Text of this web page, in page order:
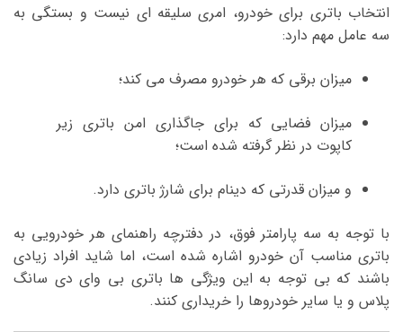
انتخاب باتری برای خودرو، امری سلیقه ای نیست و بستگی به
سه عامل مهم دارد:
میزان برقی که هر خودرو مصرف می کند؛
میزان فضایی که برای جاگذاری امن باتری زیر
کاپوت در نظر گرفته شده است؛
و میزان قدرتی که دینام برای شارژ باتری دارد.
با توجه به سه پارامتر فوق، در دفترچه راهنمای هر خودرویی به
باتری مناسب آن خودرو اشاره شده است، اما شاید افراد زیادی
باشند که بی توجه به این ویژگی ها باتری بی وای دی سانگ
پلاس و یا سایر خودروها را خریداری کنند.